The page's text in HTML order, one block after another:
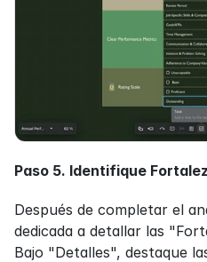
Paso 5. Identifique
Después de completar el
dedicada a detallar las
Bajo "Detalles", destaque